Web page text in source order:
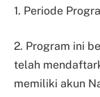
1. Periode
2. Program ini
telah
memiliki akun